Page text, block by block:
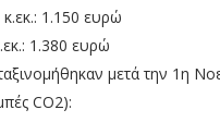
1.150 ευρώ
1.380 ευρώ
μετά την 1η
CO2):